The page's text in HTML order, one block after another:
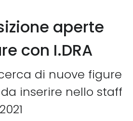
aperte
con I.DRA
di nuove figure
inserire nello staff